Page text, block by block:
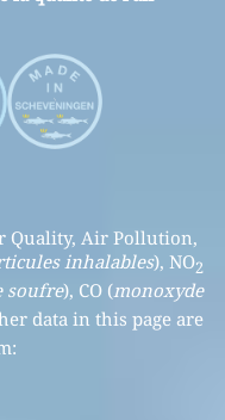
Quality, Air Pollution,
inhalables), NO2
soufre), CO (monoxyde
data in this page are